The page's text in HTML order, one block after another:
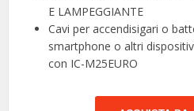
E LAMPEGGIANTE
Cavi per accendisigari o
smartphone o altri
con IC-M25EURO